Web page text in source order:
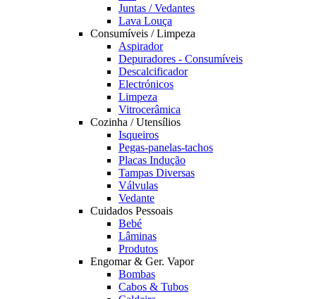
Juntas / Vedantes
Lava Louça
Consumíveis / Limpeza
Aspirador
Depuradores - Consumíveis
Descalcificador
Electrónicos
Limpeza
Vitrocerâmica
Cozinha / Utensílios
Isqueiros
Pegas-panelas-tachos
Placas Indução
Tampas Diversas
Válvulas
Vedante
Cuidados Pessoais
Bebé
Lâminas
Produtos
Engomar & Ger. Vapor
Bombas
Cabos & Tubos